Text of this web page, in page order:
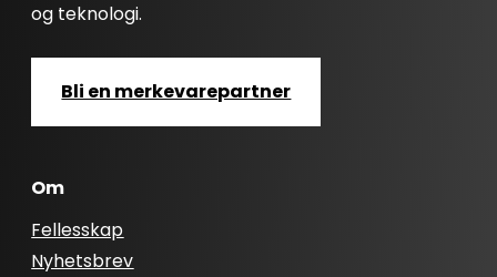
og teknologi.
Bli en merkevarepartner
Om
Fellesskap
Nyhetsbrev